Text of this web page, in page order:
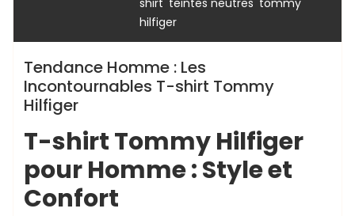
shirt teintes neutres tommy
hilfiger
Tendance Homme : Les
Incontournables T-shirt Tommy
Hilfiger
T-shirt Tommy Hilfiger
pour Homme : Style et
Confort